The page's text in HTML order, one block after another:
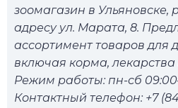
зоомагазин в
адресу ул. Марата, 8.
ассортимент товаров для
включая корма, лекарства
Режим работы: пн-сб
Контактный телефон: +7